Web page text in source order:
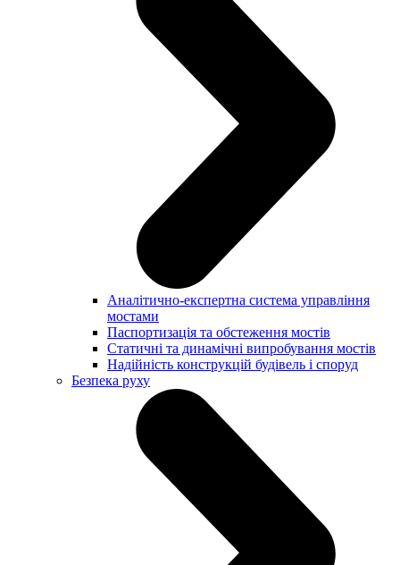
Аналітично-експертна система управління
мостами
Паспортизація та обстеження мостів
Статичні та динамічні випробування мостів
Надійність конструкцій будівель і споруд
Безпека руху